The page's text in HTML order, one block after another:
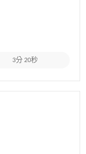
3分 20秒